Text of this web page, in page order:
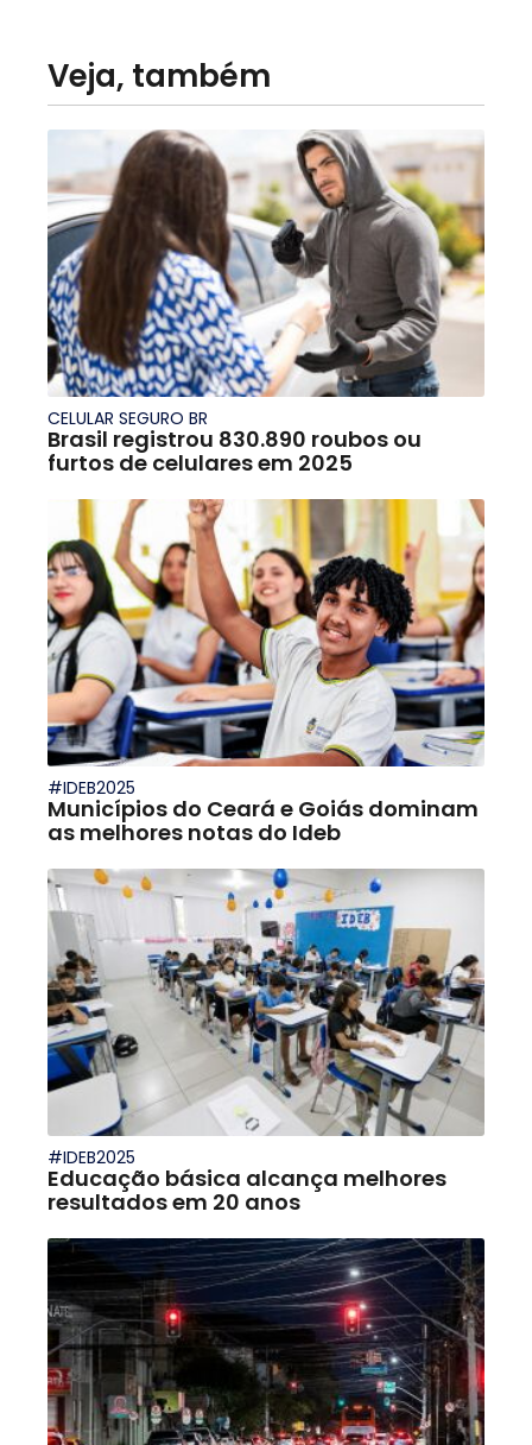
Veja, também
CELULAR SEGURO BR
Brasil registrou 830.890 roubos ou
furtos de celulares em 2025
#IDEB2025
Municípios do Ceará e Goiás dominam
as melhores notas do Ideb
#IDEB2025
Educação básica alcança melhores
resultados em 20 anos